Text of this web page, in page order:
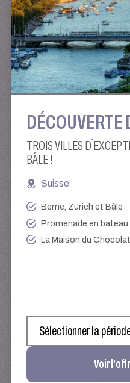
DÉCOUVERTE
TROIS VILLES
BÂLE !
Suisse
Berne, Zurich et Bâle
Promenade en
La Maison du
Voir